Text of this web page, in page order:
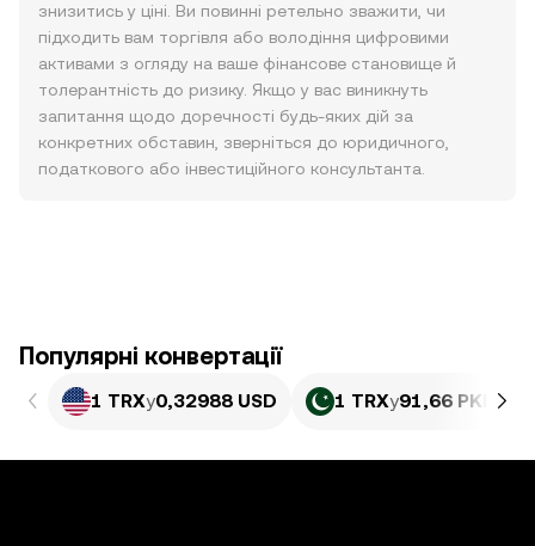
знизитись у ціні. Ви повинні ретельно зважити, чи
підходить вам торгівля або володіння цифровими
активами з огляду на ваше фінансове становище й
толерантність до ризику. Якщо у вас виникнуть
запитання щодо доречності будь-яких дій за
конкретних обставин, зверніться до юридичного,
податкового або інвестиційного консультанта.
Популярні конвертації
1 TRXу0,32988 USD 1 TRXу91,66 PKR